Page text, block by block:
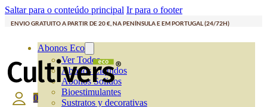
Saltar para o conteúdo principal Ir para o footer
ENVIO GRATUITO A PARTIR DE 20 €, NA PENÍNSULA E EM PORTUGAL (24/72H)
Abonos Eco
Ver Todos
Abonos Líquidos
Abonos Solidos
Bioestimulantes
Sustratos y decorativas
0